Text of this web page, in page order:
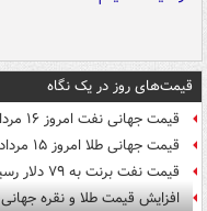
قیمت‌های روز در یک نگاه
قیمت جهانی نفت امروز ۱۶ مرداد
قیمت جهانی طلا امروز ۱۵ مرداد
قیمت نفت برنت به ۷۹ دلار رسید
افزایش قیمت طلا و نقره جهانی